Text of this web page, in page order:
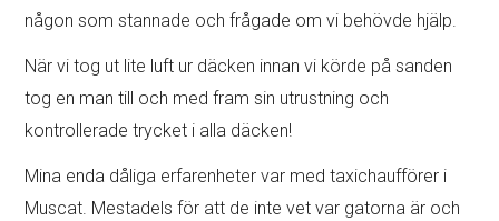
någon som stannade och frågade om vi behövde hjälp.
När vi tog ut lite luft ur däcken innan vi körde på sanden
tog en man till och med fram sin utrustning och
kontrollerade trycket i alla däcken!
Mina enda dåliga erfarenheter var med taxichaufförer i
Muscat. Mestadels för att de inte vet var gatorna är och